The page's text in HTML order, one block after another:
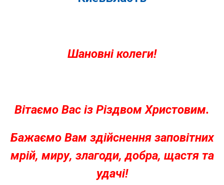
Шановні колеги!
Вітаємо Вас із Різдвом Христовим.
Бажаємо Вам здійснення заповітних
мрій, миру, злагоди, добра, щастя та
удачі!